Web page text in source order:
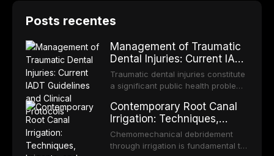
Posts recentes
Management of Traumatic
Dental Injuries: Current IADT
Guidelines and Clinical
Protocols
Traumatic dental injuries constitute
a significant public health problem,
adolescents, with approximately
one-third of individuals
experiencing a dental trauma
before adulthood. The International
Contemporary Root Canal
Irrigation: Techniques,
Irrigants, and Activation
Methods
Chemomechanical debridement
through irrigation is fundamental to